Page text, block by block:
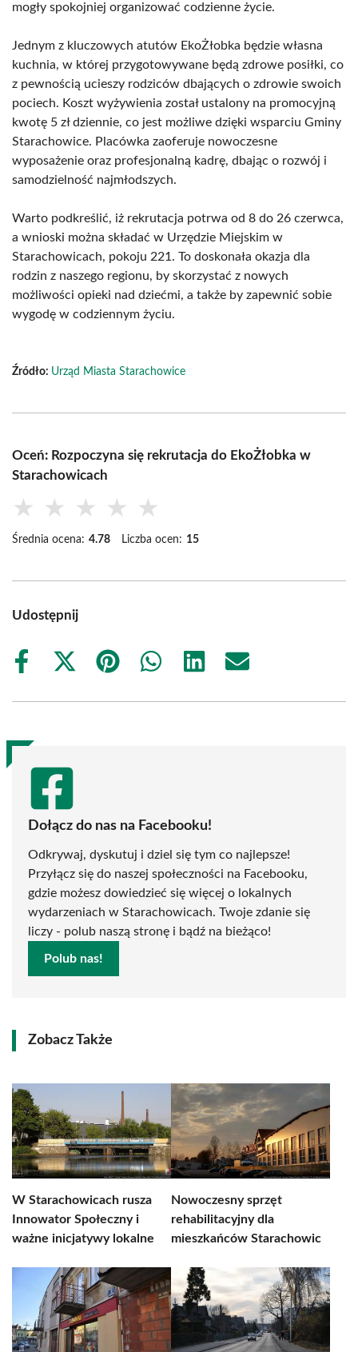
mogły spokojniej organizować codzienne życie.
Jednym z kluczowych atutów EkoŻłobka będzie własna
kuchnia, w której przygotowywane będą zdrowe posiłki, co
z pewnością ucieszy rodziców dbających o zdrowie swoich
pociech. Koszt wyżywienia został ustalony na promocyjną
kwotę 5 zł dziennie, co jest możliwe dzięki wsparciu Gminy
Starachowice. Placówka zaoferuje nowoczesne
wyposażenie oraz profesjonalną kadrę, dbając o rozwój i
samodzielność najmłodszych.
Warto podkreślić, iż rekrutacja potrwa od 8 do 26 czerwca,
a wnioski można składać w Urzędzie Miejskim w
Starachowicach, pokoju 221. To doskonała okazja dla
rodzin z naszego regionu, by skorzystać z nowych
możliwości opieki nad dziećmi, a także by zapewnić sobie
wygodę w codziennym życiu.
Źródło: Urząd Miasta Starachowice
Oceń: Rozpoczyna się rekrutacja do EkoŻłobka w
Starachowicach
★ ★ ★ ★ ★
Średnia ocena: 4.78 Liczba ocen: 15
Udostępnij
Share
Share
(Twitter)
Share
Share
Share
Share
Dołącz do nas na Facebooku!
Odkrywaj, dyskutuj i dziel się tym co najlepsze!
Przyłącz się do naszej społeczności na Facebooku,
gdzie możesz dowiedzieć się więcej o lokalnych
wydarzeniach w Starachowicach. Twoje zdanie się
liczy - polub naszą stronę i bądź na bieżąco!
Polub nas!
Zobacz Także
W Starachowicach rusza
Innowator Społeczny i
ważne inicjatywy lokalne
Nowoczesny sprzęt
rehabilitacyjny dla
mieszkańców Starachowic